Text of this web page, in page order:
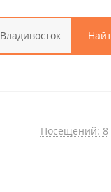
Владивосток
Посещений: 8